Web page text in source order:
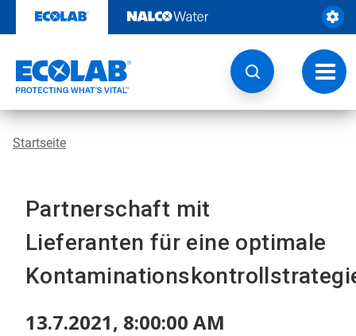
Inhalt
Startseite
Partnerschaft mit
Lieferanten für eine optimale
13.7.2021, 8:00:00 AM